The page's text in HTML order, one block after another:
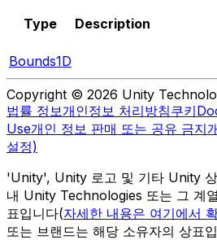
Type Description
Bounds1D
Copyright © 2026 Unity
법률 정보개인정보 처리방침쿠키
Use개인 정보 판매 또는 공유 금지
설정)
'Unity', Unity 로고 및 기타 Unity
내 Unity Technologies 또는 그 계
표입니다(자세한 내용은 여기에서
또는 브랜드는 해당 소유자의 상표